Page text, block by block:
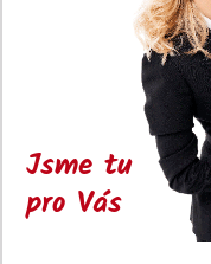
Jsme tu
pro Vás